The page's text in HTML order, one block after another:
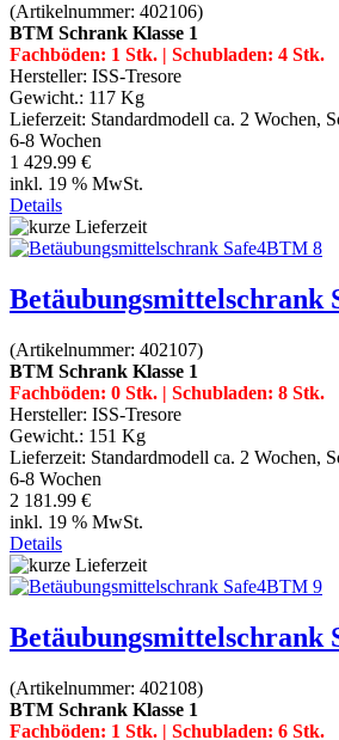
(Artikelnummer: 402106)
BTM Schrank Klasse 1
Fachböden: 1 Stk. | Schubladen: 4 Stk.
Hersteller: ISS-Tresore
Gewicht.: 117 Kg
Lieferzeit: Standardmodell ca. 2 Wochen,
6-8 Wochen
1 429.99 €
inkl. 19 % MwSt.
Details
Betäubungsmittelschrank
(Artikelnummer: 402107)
BTM Schrank Klasse 1
Fachböden: 0 Stk. | Schubladen: 8 Stk.
Hersteller: ISS-Tresore
Gewicht.: 151 Kg
Lieferzeit: Standardmodell ca. 2 Wochen,
6-8 Wochen
2 181.99 €
inkl. 19 % MwSt.
Details
Betäubungsmittelschrank
(Artikelnummer: 402108)
BTM Schrank Klasse 1
Fachböden: 1 Stk. | Schubladen: 6 Stk.